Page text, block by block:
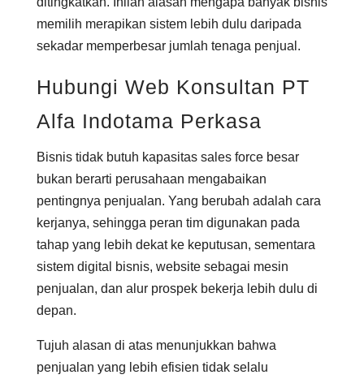
memilih merapikan sistem lebih dulu daripada
sekadar memperbesar jumlah tenaga penjual.
Hubungi Web Konsultan PT
Alfa Indotama Perkasa
Bisnis tidak butuh kapasitas sales force besar
bukan berarti perusahaan mengabaikan
pentingnya penjualan. Yang berubah adalah cara
kerjanya, sehingga peran tim digunakan pada
tahap yang lebih dekat ke keputusan, sementara
sistem digital bisnis, website sebagai mesin
penjualan, dan alur prospek bekerja lebih dulu di
depan.
Tujuh alasan di atas menunjukkan bahwa
penjualan yang lebih efisien tidak selalu